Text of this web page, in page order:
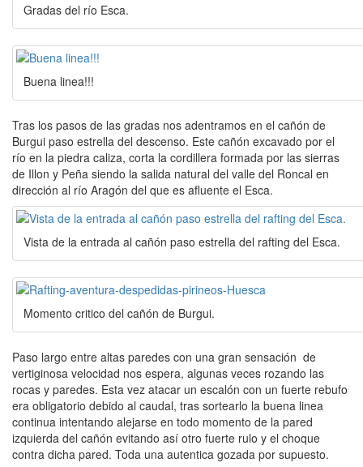
Gradas del río Esca.
Buena linea!!!
Tras los pasos de las gradas nos adentramos en el cañón de
Burgui paso estrella del descenso. Este cañón excavado por el
río en la piedra caliza, corta la cordillera formada por las sierras
de Illon y Peña siendo la salida natural del valle del Roncal en
dirección al río Aragón del que es afluente el Esca.
Vista de la entrada al cañón paso estrella del rafting del Esca.
Momento critico del cañón de Burgui.
Paso largo entre altas paredes con una gran sensación de
vertiginosa velocidad nos espera, algunas veces rozando las
rocas y paredes. Esta vez atacar un escalón con un fuerte rebufo
era obligatorio debido al caudal, tras sortearlo la buena linea
continua intentando alejarse en todo momento de la pared
izquierda del cañón evitando así otro fuerte rulo y el choque
contra dicha pared. Toda una autentica gozada por supuesto.